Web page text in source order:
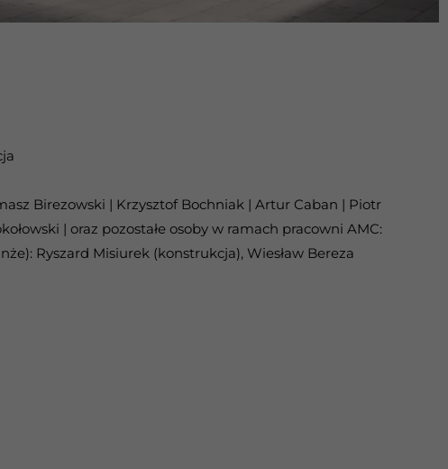
Birezowski | Krzysztof Bochniak | Artur Caban | Piotr
| oraz pozostałe osoby w ramach pracowni AMC:
Ryszard Misiurek (konstrukcja), Wiesław Bereza